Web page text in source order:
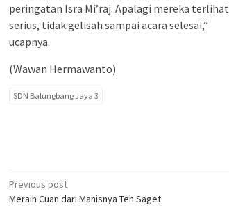
peringatan Isra Mi’raj. Apalagi mereka terlihat
serius, tidak gelisah sampai acara selesai,”
ucapnya.
(Wawan Hermawanto)
SDN Balungbang Jaya 3
Post
navigation
Previous post
Meraih Cuan dari Manisnya Teh Saget